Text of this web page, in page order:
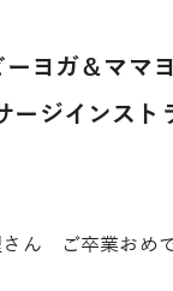
ーヨガ＆ママ
ージインスト
ん ご卒業おめで